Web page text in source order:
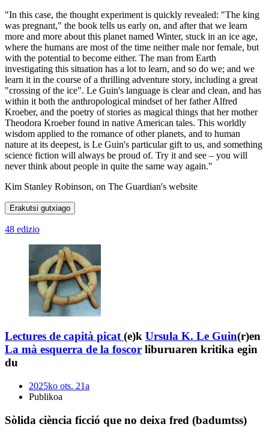
"In this case, the thought experiment is quickly revealed: "The king
was pregnant," the book tells us early on, and after that we learn
more and more about this planet named Winter, stuck in an ice age,
where the humans are most of the time neither male nor female, but
with the potential to become either. The man from Earth
investigating this situation has a lot to learn, and so do we; and we
learn it in the course of a thrilling adventure story, including a great
"crossing of the ice". Le Guin's language is clear and clean, and has
within it both the anthropological mindset of her father Alfred
Kroeber, and the poetry of stories as magical things that her mother
Theodora Kroeber found in native American tales. This worldly
wisdom applied to the romance of other planets, and to human
nature at its deepest, is Le Guin's particular gift to us, and something
science fiction will always be proud of. Try it and see – you will
never think about people in quite the same way again."
Kim Stanley Robinson, on The Guardian's website
Erakutsi gutxiago
48 edizio
Lectures de capità picat (e)k Ursula K. Le Guin(r)en
La mà esquerra de la foscor liburuaren kritika egin
du
2025ko ots. 21a
Publikoa
Sòlida ciència ficció que no deixa fred (badumtss)